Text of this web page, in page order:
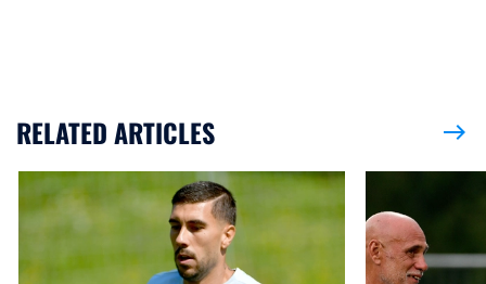
RELATED ARTICLES east